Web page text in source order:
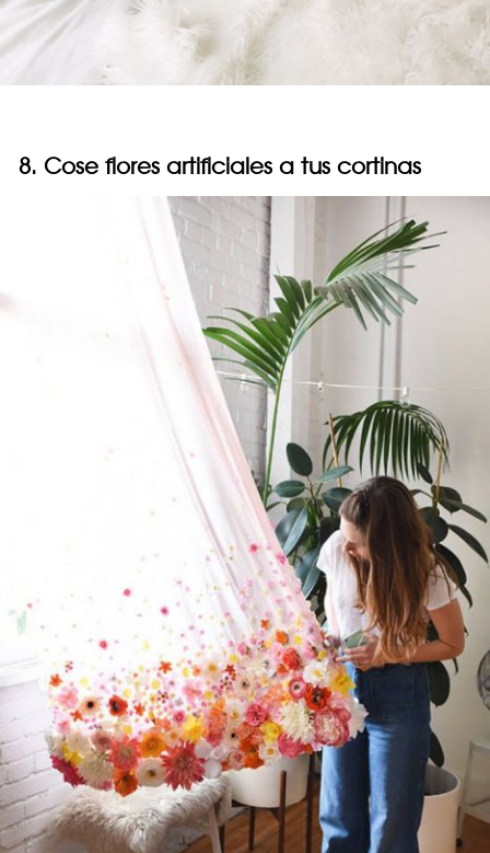
8. Cose flores artificiales a tus cortinas